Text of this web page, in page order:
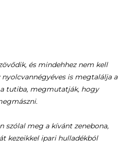
és mindehhez nem kell
is megtalálja a
tutiba, megmutatják, hogy
szólal meg a kívánt zenebona,
kezeikkel ipari hulladékból